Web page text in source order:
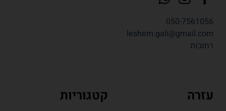
050-7561056
leshem.gali@gmail.com
רחובות
עזרה קטגוריות